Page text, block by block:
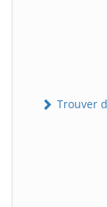
Trouver